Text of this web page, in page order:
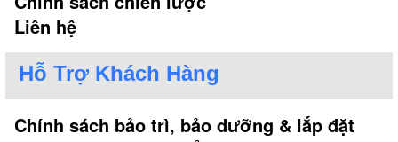
Liên hệ
Hỗ Trợ Khách Hàng
Chính sách bảo trì, bảo dưỡng & lắp đặt